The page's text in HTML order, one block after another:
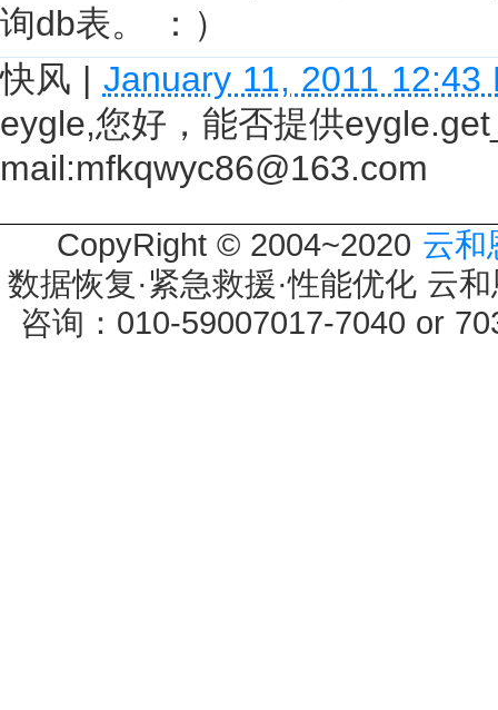
询db表。 ：）
快风 | January 11, 2011 12:43
eygle,您好，能否提供
mail:mfkqwyc86@163.com
CopyRight © 2004~2020 云和
数据恢复·紧急救援·性能优化 云
咨询：010-59007017-7040 or